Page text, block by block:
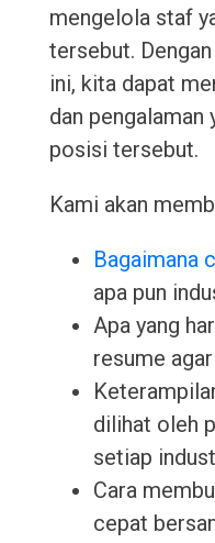
mengelola staf
tersebut.
ini, kita dapat
dan pengalaman
posisi tersebut.
Kami akan
Bagaimana
apa pun
Apa yang
resume
dilihat oleh
setiap
Cara
cepat